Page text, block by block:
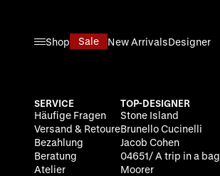
Shop
Sale New ArrivalsDesigner
SERVICE
Häufige Fragen
Versand & Retoure
Bezahlung
Beratung
Atelier
TOP-DESIGNER
Stone Island
Brunello Cucinelli
Jacob Cohen
04651/ A trip in a bag
Moorer